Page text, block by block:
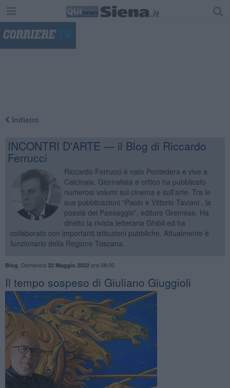
Indietro
INCONTRI D'ARTE — il Blog di Riccardo
Ferrucci
Riccardo Ferrucci è nato Pontedera e vive a
Calcinaia. Giornalista e critico ha pubblicato
numerosi volumi sul cinema e sull’arte. Tra le
sue pubblicazioni “Paolo e Vittorio Taviani , la
poesia del Paesaggio”, editore Gremese. Ha
diretto la rivista letteraria Ghibli ed ha
collaborato con importanti istituzioni pubbliche. Attualmente è
funzionario della Regione Toscana.
Blog Domenica 22 Maggio 2022ore 08:00
Il tempo sospeso di Giuliano Giuggioli